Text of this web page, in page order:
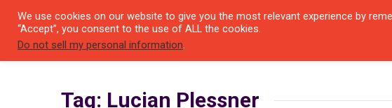
SEYIR QUARTIER
Tag: Lucian Plessner
We use cookies on our website to give you the most relevant experience by
“Accept”, you consent to the use of ALL the cookies.
Do not sell my personal information.